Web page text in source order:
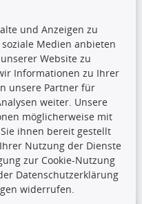
Daten,
die gesamte Datenbank,
kopiert werden. Es ist zu
Datenbank ohne
vervielfältigen, zu
durch Dritte ausführen
eine
verfolgt.
und Anzeigen zu
Medien anbieten
Website zu
Informationen zu Ihrer
unsere Partner für
weiter. Unsere
möglicherweise mit
ihnen bereit gestellt
Nutzung der Dienste
zur Cookie-Nutzung
Datenschutzerklärung
widerrufen.